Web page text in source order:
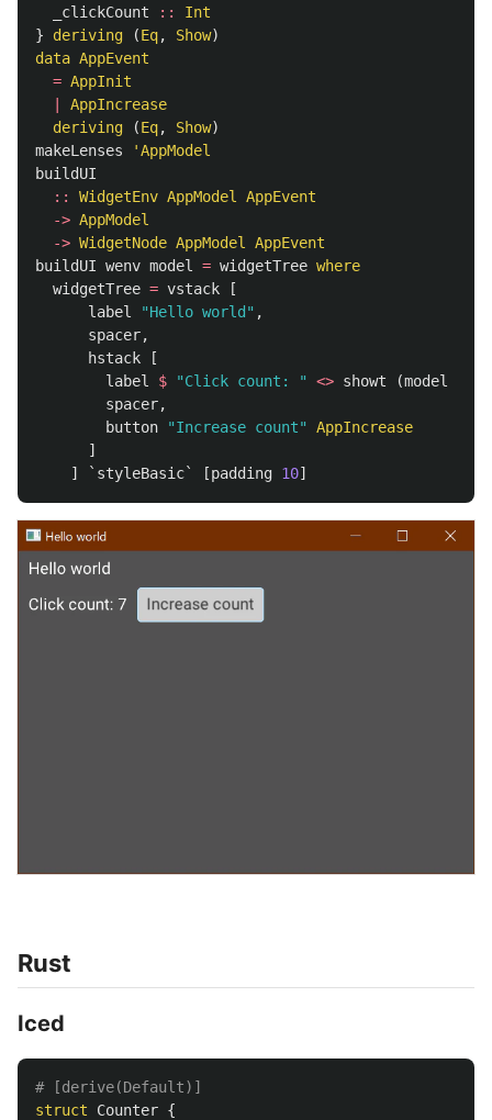
_clickCount
::
Int
}
deriving (Eq, Show)
data AppEvent
= AppInit
AppIncrease
deriving
(Eq, Show)
makeLenses
'AppModel
buildUI
::
WidgetEnv AppModel
AppEvent
-> AppModel
-> WidgetNode AppModel
AppEvent
buildUI wenv model = widgetTree where
widgetTree = vstack
[
label
"Hello world" ,
spacer,
hstack
[
label
$ "Click count: " <> showt (model
spacer,
button
"Increase count"
AppIncrease
]
]
` styleBasic` [padding 10]
Rust
Iced
# [derive(Default)]
struct
Counter {